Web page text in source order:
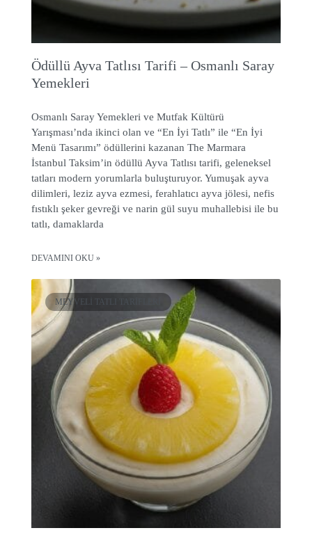
Ödüllü Ayva Tatlısı Tarifi – Osmanlı Saray
Yemekleri
Osmanlı Saray Yemekleri ve Mutfak Kültürü
Yarışması’nda ikinci olan ve “En İyi Tatlı” ile “En İyi
Menü Tasarımı” ödüllerini kazanan The Marmara
İstanbul Taksim’in ödüllü Ayva Tatlısı tarifi, geleneksel
tatları modern yorumlarla buluşturuyor. Yumuşak ayva
dilimleri, leziz ayva ezmesi, ferahlatıcı ayva jölesi, nefis
fıstıklı şeker gevreği ve narin gül suyu muhallebisi ile bu
tatlı, damaklarda
DEVAMINI OKU »
MEYVELI TATLI TARIFLERI